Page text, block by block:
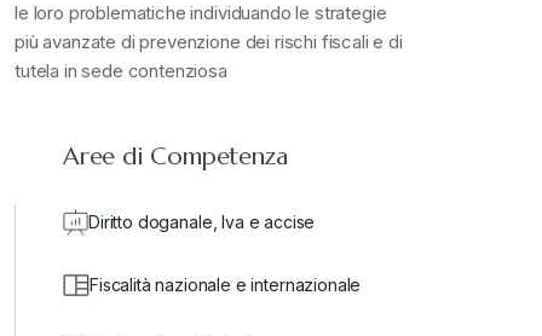
le loro problematiche individuando le strategie
più avanzate di prevenzione dei rischi fiscali e di
tutela in sede contenziosa
Aree di Competenza
Diritto doganale, Iva e accise
Fiscalità nazionale e internazionale